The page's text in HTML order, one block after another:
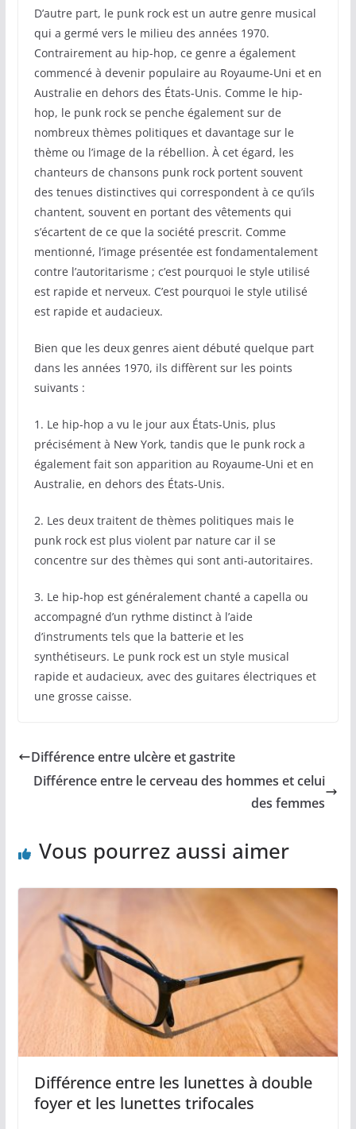
D’autre part, le punk rock est un autre genre musical
qui a germé vers le milieu des années 1970.
Contrairement au hip-hop, ce genre a également
commencé à devenir populaire au Royaume-Uni et en
Australie en dehors des États-Unis. Comme le hip-
hop, le punk rock se penche également sur de
nombreux thèmes politiques et davantage sur le
thème ou l’image de la rébellion. À cet égard, les
chanteurs de chansons punk rock portent souvent
des tenues distinctives qui correspondent à ce qu’ils
chantent, souvent en portant des vêtements qui
s’écartent de ce que la société prescrit. Comme
mentionné, l’image présentée est fondamentalement
contre l’autoritarisme ; c’est pourquoi le style utilisé
est rapide et nerveux. C’est pourquoi le style utilisé
est rapide et audacieux.
Bien que les deux genres aient débuté quelque part
dans les années 1970, ils diffèrent sur les points
suivants :
1. Le hip-hop a vu le jour aux États-Unis, plus
précisément à New York, tandis que le punk rock a
également fait son apparition au Royaume-Uni et en
Australie, en dehors des États-Unis.
2. Les deux traitent de thèmes politiques mais le
punk rock est plus violent par nature car il se
concentre sur des thèmes qui sont anti-autoritaires.
3. Le hip-hop est généralement chanté a capella ou
accompagné d’un rythme distinct à l’aide
d’instruments tels que la batterie et les
synthétiseurs. Le punk rock est un style musical
rapide et audacieux, avec des guitares électriques et
une grosse caisse.
Différence entre ulcère et gastrite
Différence entre le cerveau des hommes et celui
des femmes
Vous pourrez aussi aimer
Différence entre les lunettes à double
foyer et les lunettes trifocales